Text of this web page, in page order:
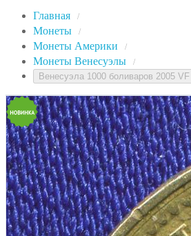
Главная /
Монеты /
Монеты Америки /
Монеты Венесуэлы /
Венесуэла 1000 боливаров 2005 VF